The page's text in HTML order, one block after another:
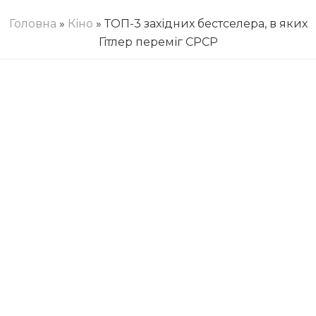
Головна » Кіно » ТОП-3 західних бестселера, в яких
Гітлер переміг СРСР